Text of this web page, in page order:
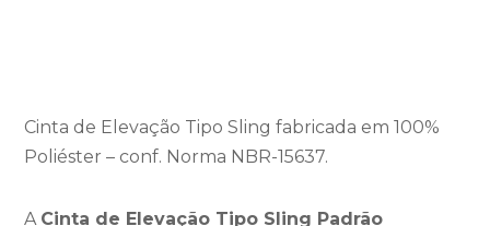
Cinta de Elevação Tipo Sling fabricada em 100%
Poliéster – conf. Norma NBR-15637.
A Cinta de Elevação Tipo Sling Padrão